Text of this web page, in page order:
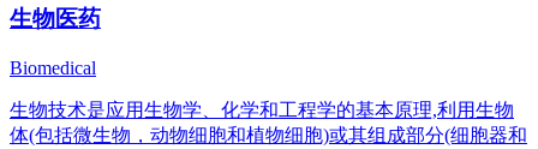
生物医药
Biomedical
生物技术是应用生物学、化学和工程学的基本原理,利用生物
体(包括微生物，动物细胞和植物细胞)或其组成部分(细胞器和